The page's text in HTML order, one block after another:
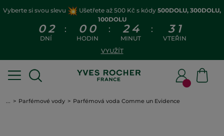
Vyberte si svou slevu Ušetřete až 500 Kč s kódy 500DOLU, 300DOLU,
100DOLU
0 2
DNÍ
: 0 0
HODIN
: 2 4
MINUT
: 3 1
VTEŘIN
VYUŽÍT
... Parfémové vody Parfémová voda Comme un Evidence